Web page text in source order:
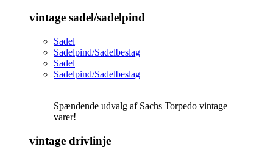
vintage sadel/sadelpind
Sadel
Sadelpind/Sadelbeslag
Sadel
Sadelpind/Sadelbeslag
Spændende udvalg af Sachs Torpedo vintage
varer!
vintage drivlinje